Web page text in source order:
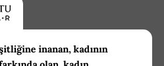
inanan, kadının